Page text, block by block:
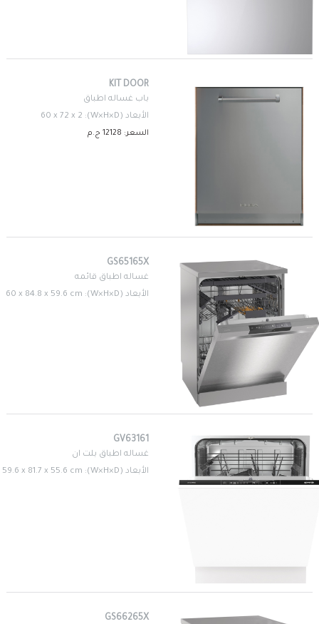
KIT DOOR
باب غساله اطباق
الأبعاد (W×H×D): 60 x 72 x 2
السعر: 12128 ج.م
GS65165X
غساله اطباق قائمه
الأبعاد (W×H×D): 60 x 84.8 x 59.6 cm
GV63161
غساله اطباق بلت ان
الأبعاد (W×H×D): 59.6 x 81.7 x 55.6 cm
GS66265X